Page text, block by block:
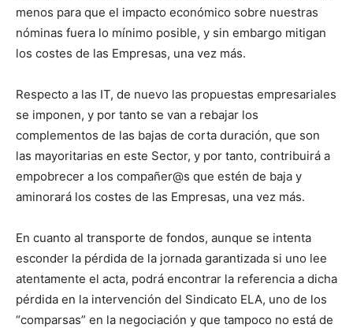
menos para que el impacto económico sobre nuestras
nóminas fuera lo mínimo posible, y sin embargo mitigan
los costes de las Empresas, una vez más.
Respecto a las IT, de nuevo las propuestas empresariales
se imponen, y por tanto se van a rebajar los
complementos de las bajas de corta duración, que son
las mayoritarias en este Sector, y por tanto, contribuirá a
empobrecer a los compañer@s que estén de baja y
aminorará los costes de las Empresas, una vez más.
En cuanto al transporte de fondos, aunque se intenta
esconder la pérdida de la jornada garantizada si uno lee
atentamente el acta, podrá encontrar la referencia a dicha
pérdida en la intervención del Sindicato ELA, uno de los
“comparsas” en la negociación y que tampoco no está de